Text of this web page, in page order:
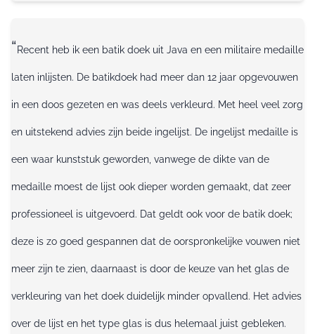
“Recent heb ik een batik doek uit Java en een militaire medaille
laten inlijsten. De batikdoek had meer dan 12 jaar opgevouwen
in een doos gezeten en was deels verkleurd. Met heel veel zorg
en uitstekend advies zijn beide ingelijst. De ingelijst medaille is
een waar kunststuk geworden, vanwege de dikte van de
medaille moest de lijst ook dieper worden gemaakt, dat zeer
professioneel is uitgevoerd. Dat geldt ook voor de batik doek;
deze is zo goed gespannen dat de oorspronkelijke vouwen niet
meer zijn te zien, daarnaast is door de keuze van het glas de
verkleuring van het doek duidelijk minder opvallend. Het advies
over de lijst en het type glas is dus helemaal juist gebleken.